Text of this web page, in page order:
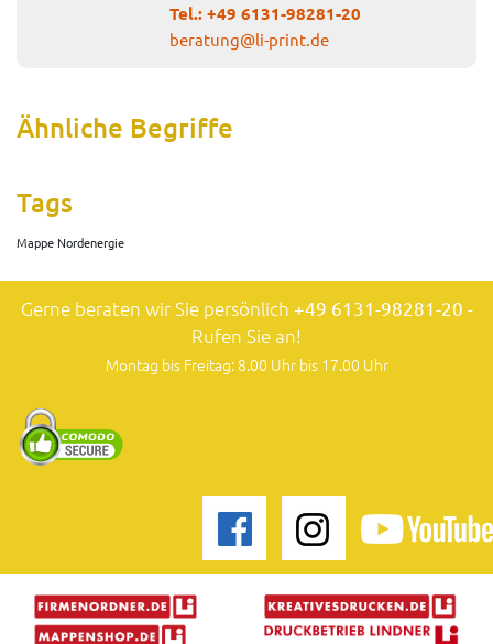
Tel.:+49 6131-98281-20
beratung@li-print.de
Ähnliche Begriffe
Tags
Mappe Nordenergie
Gerne beraten wir Sie persönlich +49 6131-98281-20 -
Rufen Sie an!
Montag bis Freitag: 8.00 Uhr bis 17.00 Uhr